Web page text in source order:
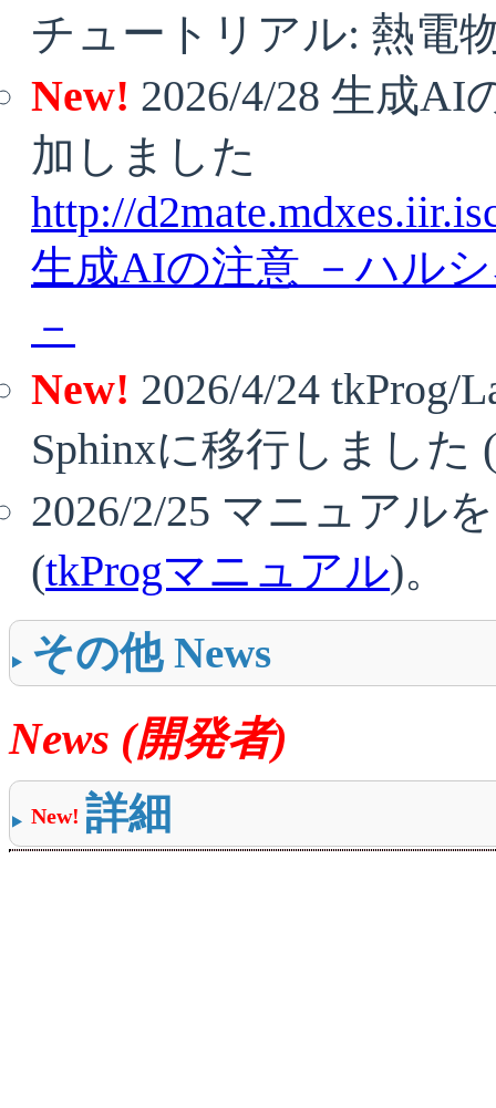
チュートリアル: 熱電
New! 2026/4/28 生成
加しました
http://
生成AIの注意 －ハル
－
New! 2026/4/24 tkProg/
Sphinxに移行しました (
2026/2/25 マニュアル
(tkProgマニュアル)。
その他 News
News (開発者)
New! 詳細